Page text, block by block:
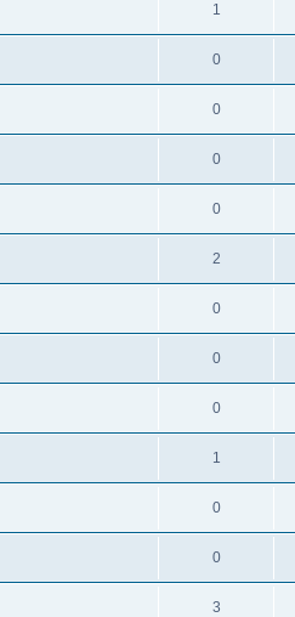
1
0
0
0
0
2
0
0
0
1
0
0
3